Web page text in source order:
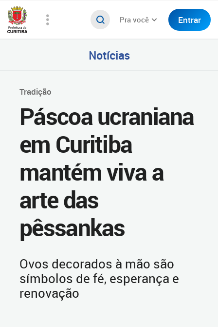
Pra você Entrar
Notícias
Tradição
Páscoa ucraniana
em Curitiba
mantém viva a
arte das
pêssankas
Ovos decorados à mão são
símbolos de fé, esperança e
renovação